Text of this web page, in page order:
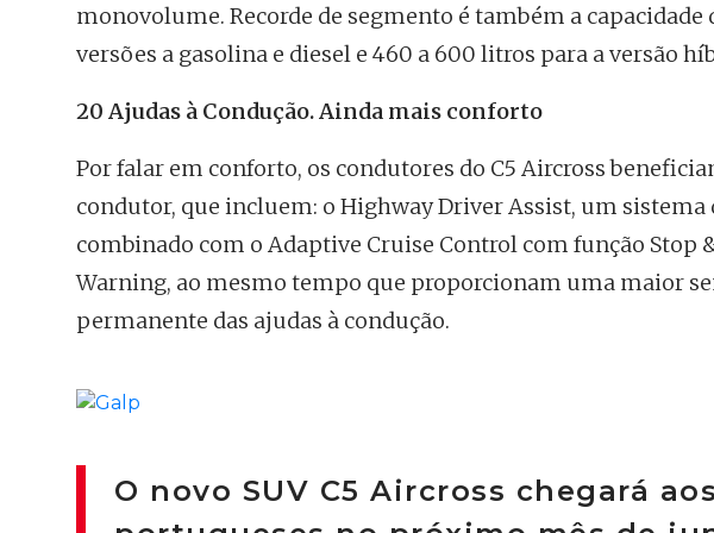
monovolume. Recorde de segmento é também a capacidade
versões a gasolina e diesel e 460 a 600 litros para a versão
20 Ajudas à Condução. Ainda mais conforto
Por falar em conforto, os condutores do C5 Aircross
condutor, que incluem: o Highway Driver Assist, um sistema
combinado com o Adaptive Cruise Control com função Stop
Warning, ao mesmo tempo que proporcionam uma maior
permanente das ajudas à condução.
O novo SUV C5 Aircross chegará